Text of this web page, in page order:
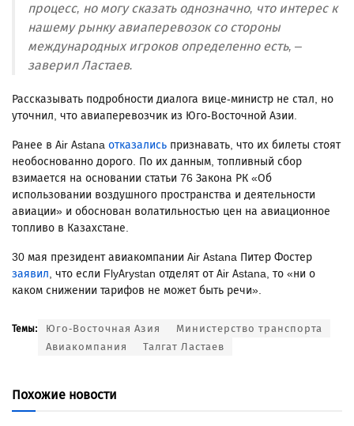
процесс, но могу сказать однозначно, что интерес к
нашему рынку авиаперевозок со стороны
международных игроков определенно есть, –
заверил Ластаев.
Рассказывать подробности диалога вице-министр не стал, но
уточнил, что авиаперевозчик из Юго-Восточной Азии.
Ранее в Air Astana отказались признавать, что их билеты стоят
необоснованно дорого. По их данным, топливный сбор
взимается на основании статьи 76 Закона РК «Об
использовании воздушного пространства и деятельности
авиации» и обоснован волатильностью цен на авиационное
топливо в Казахстане.
30 мая президент авиакомпании Air Astana Питер Фостер
заявил, что если FlyArystan отделят от Air Astana, то «ни о
каком снижении тарифов не может быть речи».
Темы: Юго-Восточная Азия
Министерство транспорта
Авиакомпания
Талгат Ластаев
Похожие новости